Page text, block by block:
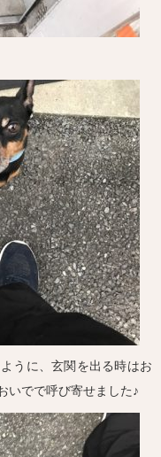
うに、玄関を出る時はお
いでで呼び寄せました♪